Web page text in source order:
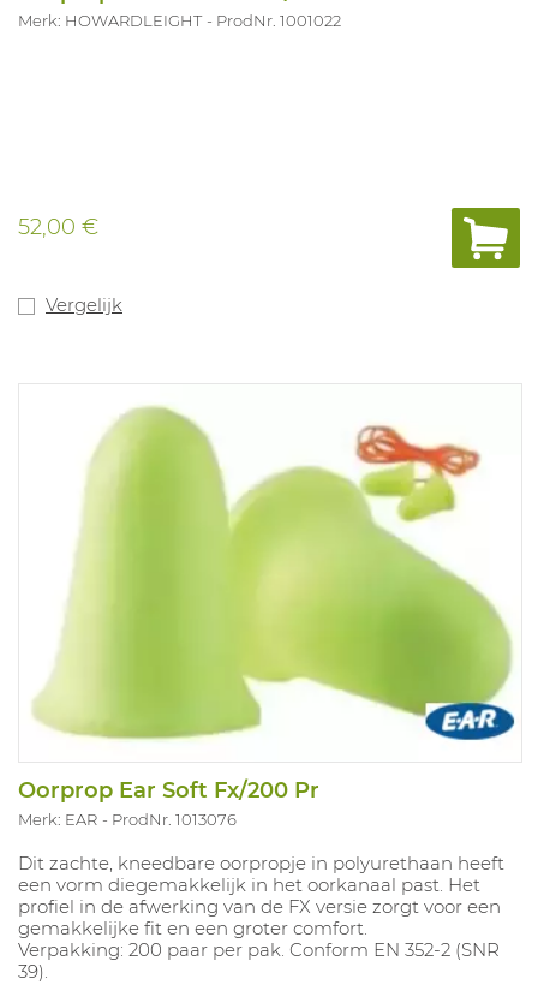
Merk: HOWARDLEIGHT ProdNr. 1001022
52,00 €
Vergelijk
Oorprop Ear Soft Fx/200 Pr
Merk: EAR ProdNr. 1013076
Dit zachte, kneedbare oorpropje in polyurethaan heeft
een vorm diegemakkelijk in het oorkanaal past. Het
profiel in de afwerking van de FX versie zorgt voor een
gemakkelijke fit en een groter comfort.
Verpakking: 200 paar per pak. Conform EN 352-2 (SNR
39).